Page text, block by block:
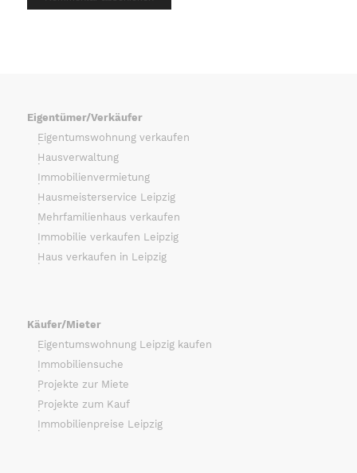
Eigentümer/Verkäufer
Eigentumswohnung verkaufen
Hausverwaltung
Immobilienvermietung
Hausmeisterservice Leipzig
Mehrfamilienhaus verkaufen
Immobilie verkaufen Leipzig
Haus verkaufen in Leipzig
Käufer/Mieter
Eigentumswohnung Leipzig kaufen
Immobiliensuche
Projekte zur Miete
Projekte zum Kauf
Immobilienpreise Leipzig